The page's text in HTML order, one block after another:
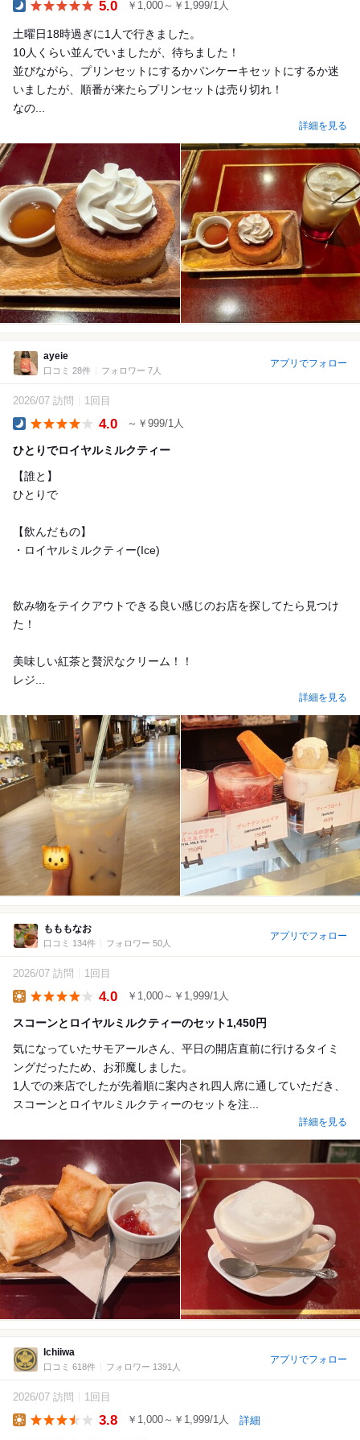
5.0 ￥1,000～￥1,999/1人
土曜日18時過ぎに1人で行きました。
10人くらい並んでいましたが、待ちました！
並びながら、プリンセットにするかパンケーキセットにするか迷
いましたが、順番が来たらプリンセットは売り切れ！
なの...
詳細を見る
ayeie
口コミ 28件 フォロワー 7人
アプリでフォロー
2026/07 訪問 1回目
4.0 ～￥999/1人
ひとりでロイヤルミルクティー
【誰と】
ひとりで
【飲んだもの】
・ロイヤルミルクティー(Ice)
飲み物をテイクアウトできる良い感じのお店を探してたら見つけ
た！
美味しい紅茶と贅沢なクリーム！！
レジ...
詳細を見る
もももなお
口コミ 134件 フォロワー 50人
アプリでフォロー
2026/07 訪問 1回目
4.0 ￥1,000～￥1,999/1人
スコーンとロイヤルミルクティーのセット1,450円
気になっていたサモアールさん、平日の開店直前に行けるタイミ
ングだったため、お邪魔しました。
1人での来店でしたが先着順に案内され四人席に通していただき、
スコーンとロイヤルミルクティーのセットを注...
詳細を見る
Ichiiwa
口コミ 618件 フォロワー 1391人
アプリでフォロー
2026/07 訪問 1回目
3.8 ￥1,000～￥1,999/1人 詳細